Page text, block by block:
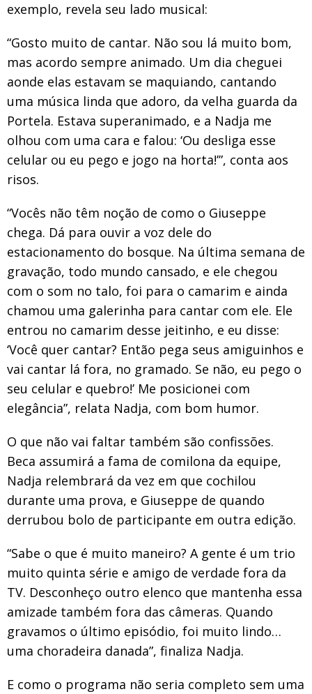
exemplo, revela seu lado musical:
“Gosto muito de cantar. Não sou lá muito bom,
mas acordo sempre animado. Um dia cheguei
aonde elas estavam se maquiando, cantando
uma música linda que adoro, da velha guarda da
Portela. Estava superanimado, e a Nadja me
olhou com uma cara e falou: ‘Ou desliga esse
celular ou eu pego e jogo na horta!’”, conta aos
risos.
“Vocês não têm noção de como o Giuseppe
chega. Dá para ouvir a voz dele do
estacionamento do bosque. Na última semana de
gravação, todo mundo cansado, e ele chegou
com o som no talo, foi para o camarim e ainda
chamou uma galerinha para cantar com ele. Ele
entrou no camarim desse jeitinho, e eu disse:
‘Você quer cantar? Então pega seus amiguinhos e
vai cantar lá fora, no gramado. Se não, eu pego o
seu celular e quebro!’ Me posicionei com
elegância”, relata Nadja, com bom humor.
O que não vai faltar também são confissões.
Beca assumirá a fama de comilona da equipe,
Nadja relembrará da vez em que cochilou
durante uma prova, e Giuseppe de quando
derrubou bolo de participante em outra edição.
“Sabe o que é muito maneiro? A gente é um trio
muito quinta série e amigo de verdade fora da
TV. Desconheço outro elenco que mantenha essa
amizade também fora das câmeras. Quando
gravamos o último episódio, foi muito lindo…
uma choradeira danada”, finaliza Nadja.
E como o programa não seria completo sem uma